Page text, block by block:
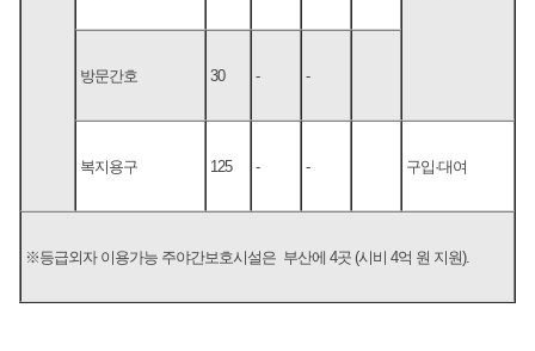
방문간호 30 - -
복지용구 125 - - 구입·대여
※등급외자 이용가능 주야간보호시설은 부산에 4곳 (시비 4억 원 지원).